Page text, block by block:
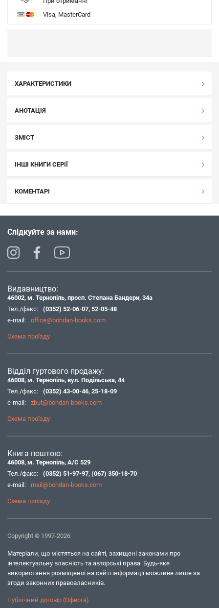
Visa, MasterCard
ХАРАКТЕРИСТИКИ
АНОТАЦІЯ
ЗМІСТ
ІНШІ КНИГИ СЕРІЇ
КОМЕНТАРІ
Слідкуйте за нами:
Видавництво:
46002, м. Тернопіль, просп. Степана Бандери, 34а
Тел./факс:
(0352) 52-06-07, 52-05-48
e-mail:
office@bohdan-books.com
Схема проїзду
Відділ гуртового продажу:
46008, м. Тернопіль, вул. Подільська, 44
Тел./факс:
(0352) 43-00-46, 25-18-09
e-mail:
zbut@bohdan-books.com
Схема проїзду
Книга поштою:
46008, м. Тернопіль, А/С 529
Тел./факс:
(0352) 51-97-97, (067) 350-18-70
e-mail:
mail@bohdan-books.com
Схема проїзду
Copyright © 1997-2026
Матеріали, що містяться на сайті, захищені законами про
інтелектуальну власність та авторські права. Будь-яке
використання розміщеної на сайті інформації можливе лише за
згоди законних правовласників.
Публічний договір (Оферта)